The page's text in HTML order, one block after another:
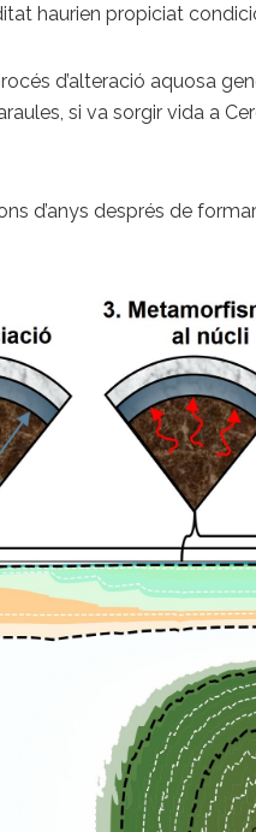
haurien propiciat
d’alteració aquosa
si va sorgir vida a
d’anys després de